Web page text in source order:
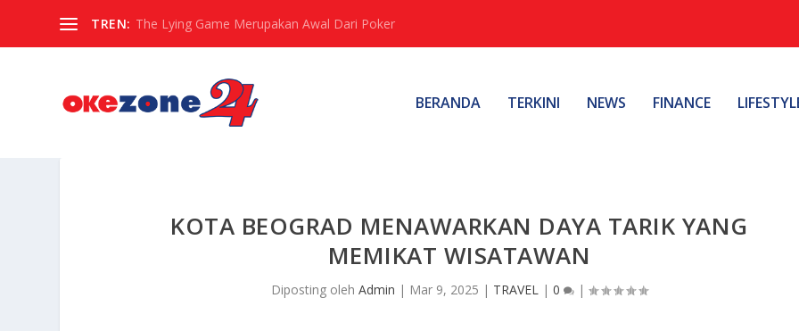
TREN: The Lying Game Merupakan Awal Dari Poker
BERANDA TERKINI NEWS FINANCE
KOTA BEOGRAD MENAWARKAN DAYA TARIK YANG
MEMIKAT WISATAWAN
Diposting oleh Admin | Mar 9, 2025 | TRAVEL| 0 |